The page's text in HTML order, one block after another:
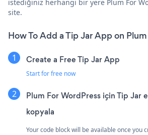
istediğiniz herhangi bir yere Plum For
site.
How To Add a Tip Jar App on
Create a Free Tip Jar App
Start for free now
Plum For WordPress için Tip Jar
kopyala
Your code block will be available once you